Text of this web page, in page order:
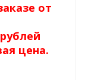
от
цена.